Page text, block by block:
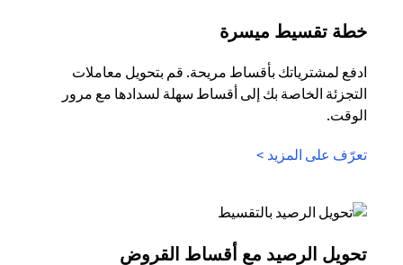
خطة تقسيط ميسرة
ادفع لمشترياتك بأقساط مريحة. قم بتحويل معاملات
التجزئة الخاصة بك إلى أقساط سهلة لسدادها مع مرور
الوقت.
تعرّف على المزيد >
تحويل الرصيد مع أقساط القروض